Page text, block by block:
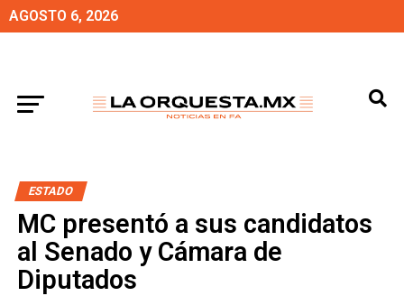
AGOSTO 6, 2026
ESTADO
MC presentó a sus candidatos
al Senado y Cámara de
Diputados